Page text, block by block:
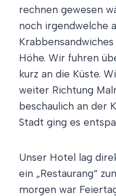
rechnen gewesen
noch irgendwelche
Höhe. Wir fuhren
kurz an die Küste.
weiter Richtung
beschaulich an der
Stadt ging es
Unser Hotel lag
ein „Restaurang“
morgen war